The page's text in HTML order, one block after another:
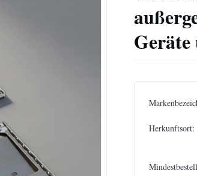
Geräte
Herkunftsort: